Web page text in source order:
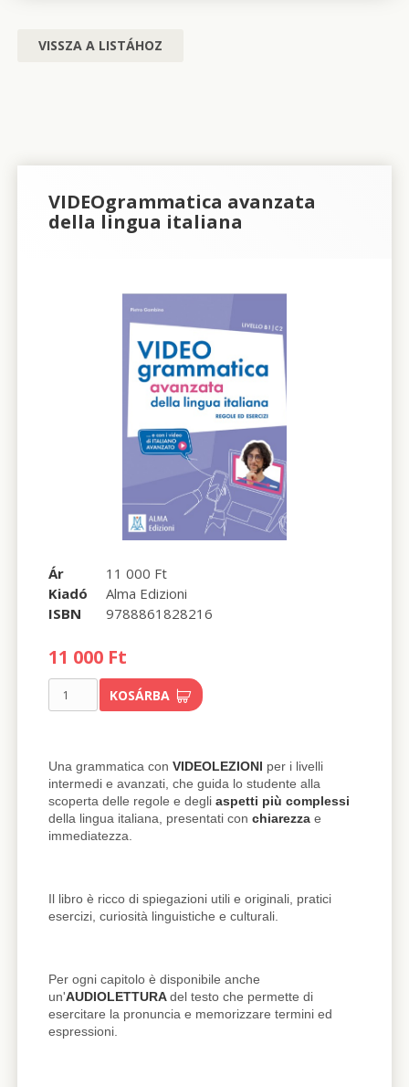
VISSZA A LISTÁHOZ
VIDEOgrammatica avanzata
della lingua italiana
Ár
11 000 Ft
Kiadó
Alma Edizioni
ISBN
9788861828216
11 000 Ft
KOSÁRBA
Una grammatica con VIDEOLEZIONI per i livelli
intermedi e avanzati, che guida lo studente alla
scoperta delle regole e degli aspetti più complessi
della lingua italiana, presentati con chiarezza e
immediatezza.
Il libro è ricco di spiegazioni utili e originali, pratici
esercizi, curiosità linguistiche e culturali.
Per ogni capitolo è disponibile anche
un'AUDIOLETTURAdel testo che permette di
esercitare la pronuncia e memorizzare termini ed
espressioni.